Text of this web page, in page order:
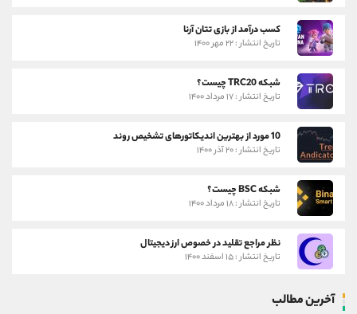
کسب درآمد از بازی تتان آرنا
تاریخ انتشار : ۲۲ مهر ۱۴۰۰
شبکه TRC20 چیست؟
تاریخ انتشار : ۱۷ مرداد ۱۴۰۰
10 مورد از بهترین اندیکاتورهای تشخیص روند
تاریخ انتشار : ۲۰ آذر ۱۴۰۰
شبکه BSC چیست؟
تاریخ انتشار : ۱۸ مرداد ۱۴۰۰
نظر مراجع تقلید در خصوص ارز دیجیتال
تاریخ انتشار : ۱۵ اسفند ۱۴۰۰
آخرین مطالب